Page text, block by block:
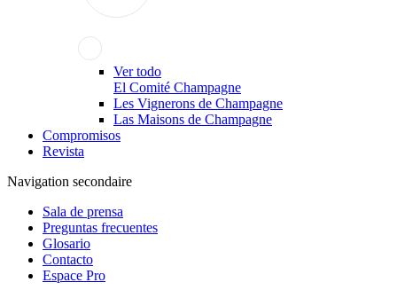
Ver todo
El Comité Champagne
Les Vignerons de Champagne
Las Maisons de Champagne
Compromisos
Revista
Navigation secondaire
Sala de prensa
Preguntas frecuentes
Glosario
Contacto
Espace Pro